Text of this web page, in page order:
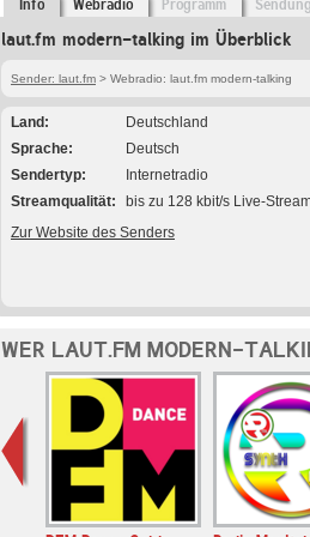
Info Webradio Programm
laut.fm modern-talking im Überblick
Sender: laut.fm > Webradio: laut.fm modern-talking
Land
Deutschland
Sprache
Deutsch
Sendertyp
Internetradio
Streamqualität
bis zu 128 kbit/s Live-
Zur Website des Senders
WER LAUT.FM MODERN-